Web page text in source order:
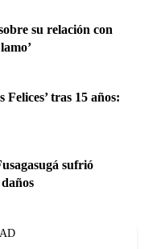
su relación con
Felices’ tras 15 años:
sufrió